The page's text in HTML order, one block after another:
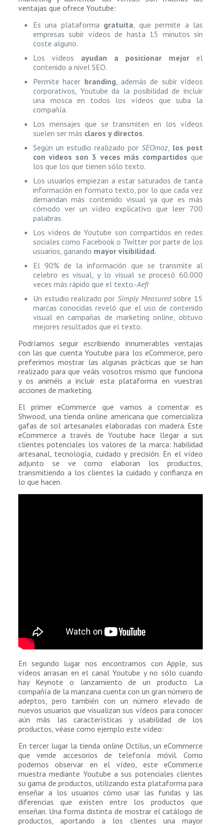
ventajas que ofrece Youtube:
Es una plataforma gratuita, que permite a las
empresas subir vídeos de hasta 15 minutos sin
coste alguno.
Los vídeos ayudan a posicionar mejor el
contenido a nivel SEO.
Permite hacer branding, además de subir vídeos
corporativos, Youtube da la posibilidad de incluir
una mosca en todos los vídeos que suba la
compañía.
Los mensajes que se transmiten en los vídeos
suelen ser más claros y directos.
Según un estudio realizado porSEOmoz, los post
con videos son 3 veces más compartidos que
los que los que tienen sólo texto.
Los usuarios empiezan a estar saturados de tanta
información en formato texto, por lo que cada vez
demandan más contenido visual ya que es más
cómodo ver un vídeo explicativo que leer 700
palabras.
Los vídeos de Youtube son compartidos en redes
sociales como Facebook o Twitter por parte de los
usuarios, ganando mayor visibilidad.
El 90% de la información que se transmite al
celebro es visual, y lo visual se procesó 60.000
veces más rápido que el texto.-Aefr
Un estudio realizado por Simply Measuredsobre 15
marcas conocidas reveló que el uso de contenido
visual en campañas de marketing online, obtuvo
mejores resultados que el texto.
Podríamos seguir escribiendo innumerables ventajas
con las que cuenta Youtube para los eCommerce, pero
preferimos mostrar las algunas prácticas que se han
realizado para que veáis vosotros mismo que funciona
y os animéis a incluir esta plataforma en vuestras
acciones de marketing.
El primer eCommerce que vamos a comentar es
Shwood, una tienda online americana que comercializa
gafas de sol artesanales elaboradas con madera. Este
eCommerce a través de Youtube hace llegar a sus
clientes potenciales los valores de la marca: habilidad
artesanal, tecnología, cuidado y precisión. En el vídeo
adjunto se ve como elaboran los productos,
transmitiendo a los clientes la cuidado y confianza en
lo que hacen.
En segundo lugar nos encontramos con Apple, sus
vídeos arrasan en el canal Youtube y no sólo cuando
hay Keynote o lanzamiento de un producto. La
compañía de la manzana cuenta con un gran número de
adeptos, pero también con un número elevado de
nuevos usuarios que visualizan sus vídeos para conocer
aún más las características y usabilidad de los
productos, véase como ejemplo este vídeo:
En tercer lugar la tienda online Octilus, un eCommerce
que vende accesorios de telefonía móvil. Como
podemos observar en el vídeo, este eCommerce
muestra mediante Youtube a sus potenciales clientes
su gama de productos, utilizando esta plataforma para
enseñar a los usuarios cómo usar las fundas y las
diferencias que existen entre los productos que
enseñan. Una forma distinta de mostrar el catálogo de
productos, aportando a los clientes una mayor